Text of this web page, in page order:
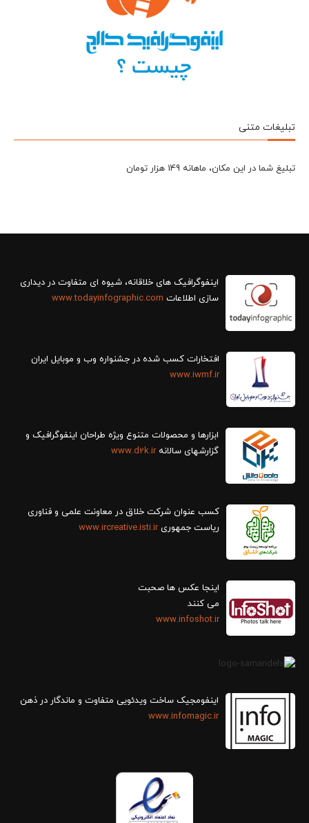
تبلیغات متنی
تبلیغ شما در این مکان، ماهانه 149 هزار تومان
سازی اطلاعات www.todayinfographic.com
افتخارات کسب شده در جشنواره وب و موبایل ایران
www.iwmf.ir
ابزارها و محصولات متنوع ویژه طراحان اینفوگرافیک و
گزارش‎های سالانه
www.d2k.ir
کسب عنوان شرکت خلاق در معاونت علمی و فناوری
ریاست جمهوریwww.ircreative.isti.ir
اینجا عکس ها صحبت
می کنند
www.infoshot.ir
اینفومجیک ساخت ویدئویی متفاوت و ماندگار در ذهن
www.infomagic.ir